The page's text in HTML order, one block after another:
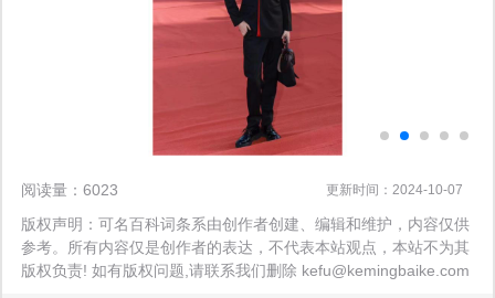
阅读量：6023 更新时间：2024-10-07
版权声明：可名百科词条系由创作者创建、编辑和维护，内容仅供
参考。所有内容仅是创作者的表达，不代表本站观点，本站不为其
版权负责! 如有版权问题,请联系我们删除 kefu@kemingbaike.com